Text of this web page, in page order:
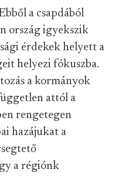
a csapdából
ország igyekszik
érdekek helyett a
helyezi fókuszba.
a kormányok
attól a
rengetegen
hazájukat a
a régiónk